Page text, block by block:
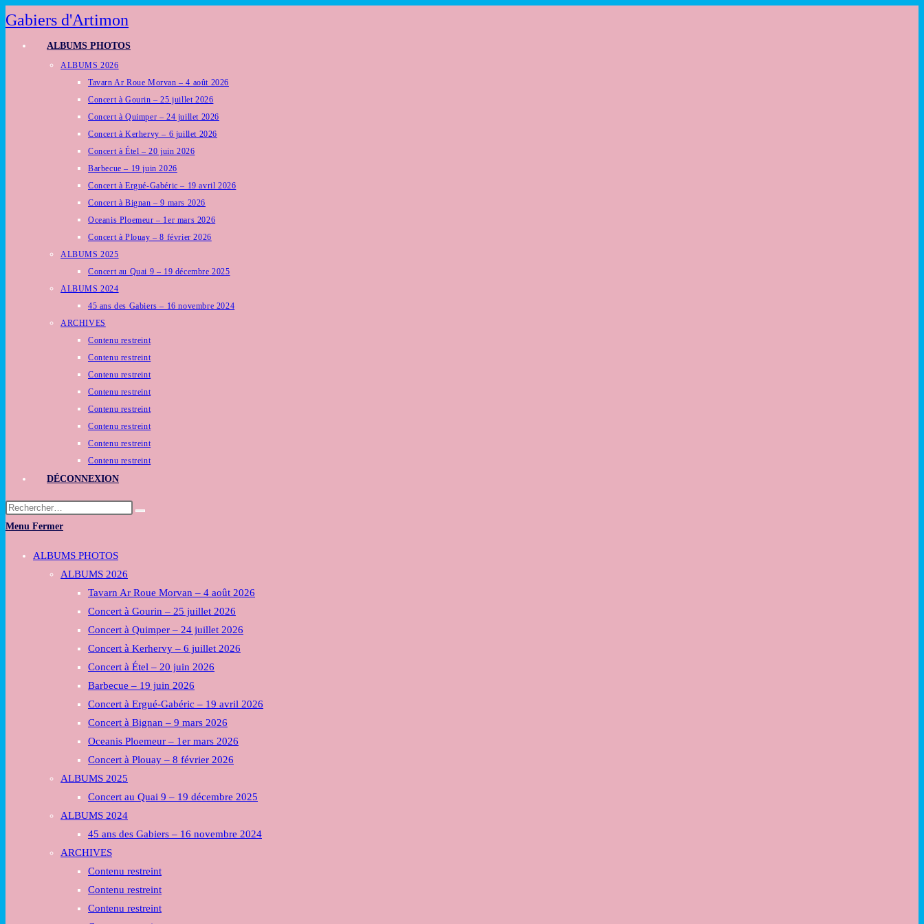
Skip
to
content
Gabiers d'Artimon
ALBUMS PHOTOS
ALBUMS 2026
Tavarn Ar Roue Morvan – 4 août 2026
Concert à Gourin – 25 juillet 2026
Concert à Quimper – 24 juillet 2026
Concert à Kerhervy – 6 juillet 2026
Concert à Étel – 20 juin 2026
Barbecue – 19 juin 2026
Concert à Ergué-Gabéric – 19 avril 2026
Concert à Bignan – 9 mars 2026
Oceanis Ploemeur – 1er mars 2026
Concert à Plouay – 8 février 2026
ALBUMS 2025
Concert au Quai 9 – 19 décembre 2025
ALBUMS 2024
45 ans des Gabiers – 16 novembre 2024
ARCHIVES
Contenu restreint
Contenu restreint
Contenu restreint
Contenu restreint
Contenu restreint
Contenu restreint
Contenu restreint
Contenu restreint
DÉCONNEXION
Rechercher
sur
Menu Fermer
ALBUMS PHOTOS
ALBUMS 2026
Tavarn Ar Roue Morvan – 4 août 2026
Concert à Gourin – 25 juillet 2026
Concert à Quimper – 24 juillet 2026
Concert à Kerhervy – 6 juillet 2026
Concert à Étel – 20 juin 2026
Barbecue – 19 juin 2026
Concert à Ergué-Gabéric – 19 avril 2026
Concert à Bignan – 9 mars 2026
Oceanis Ploemeur – 1er mars 2026
Concert à Plouay – 8 février 2026
ALBUMS 2025
Concert au Quai 9 – 19 décembre 2025
ALBUMS 2024
45 ans des Gabiers – 16 novembre 2024
ARCHIVES
Contenu restreint
Contenu restreint
Contenu restreint